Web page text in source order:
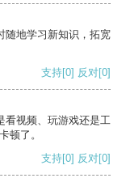
随地学习新知识，拓宽
支持[0] 反对[0]
看视频、玩游戏还是工
顿了。
支持[0] 反对[0]